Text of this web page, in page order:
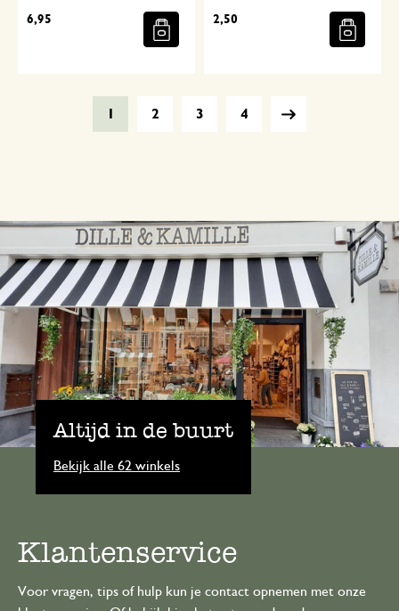
6,95 2,50
2 3 4
Altijd in de buurt
Bekijk alle 62 winkels
Klantenservice
Voor vragen, tips of hulp kun je contact opnemen met onze